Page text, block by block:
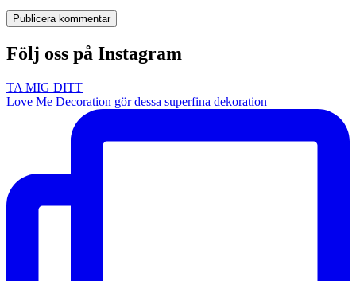
Publicera kommentar
Följ oss på Instagram
TA MIG DITT
Love Me Decoration gör dessa superfina dekoration